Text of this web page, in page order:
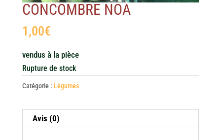
CONCOMBRE NOA
1,00€
vendus à la pièce
Rupture de stock
Catégorie : Légumes
Avis (0)